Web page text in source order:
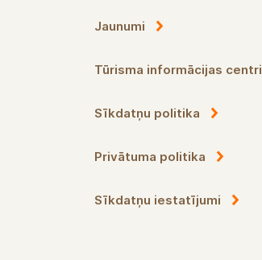
Jaunumi
Tūrisma informācijas centri
Sīkdatņu politika
Privātuma politika
Sīkdatņu iestatījumi